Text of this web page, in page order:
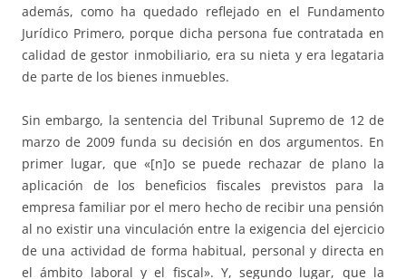
además, como ha quedado reflejado en el Fundamento
Jurídico Primero, porque dicha persona fue contratada en
calidad de gestor inmobiliario, era su nieta y era legataria
de parte de los bienes inmuebles.
Sin embargo, la sentencia del Tribunal Supremo de 12 de
marzo de 2009 funda su decisión en dos argumentos. En
primer lugar, que «[n]o se puede rechazar de plano la
aplicación de los beneficios fiscales previstos para la
empresa familiar por el mero hecho de recibir una pensión
al no existir una vinculación entre la exigencia del ejercicio
de una actividad de forma habitual, personal y directa en
el ámbito laboral y el fiscal». Y, segundo lugar, que la